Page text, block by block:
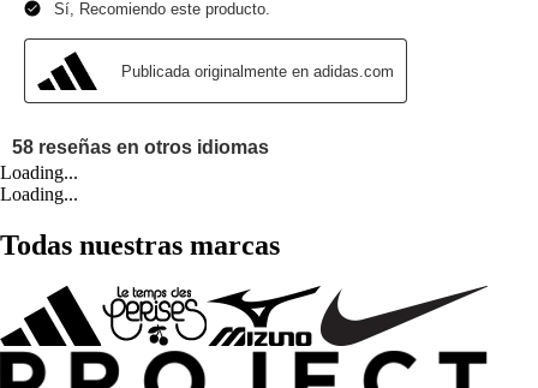
Loading...
Loading...
Todas nuestras marcas